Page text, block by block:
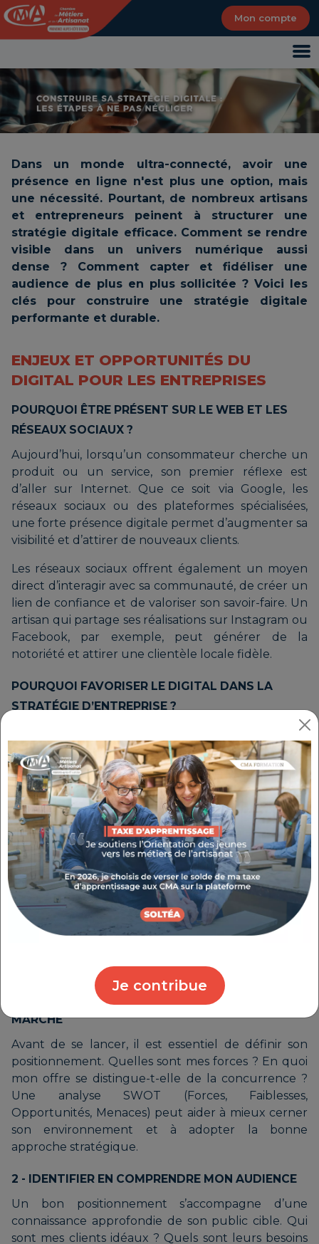
Mon compte
Je contribue
Dans un monde ultra-connecté, avoir une
présence en ligne n'est plus une option, mais
une nécessité. Pourtant, de nombreux artisans
et entrepreneurs peinent à structurer une
stratégie digitale efficace. Comment se rendre
visible dans un univers numérique aussi
dense ? Comment capter et fidéliser une
audience de plus en plus sollicitée ? Voici les
clés pour construire une stratégie digitale
performante et durable.
ENJEUX ET OPPORTUNITÉS DU
DIGITAL POUR LES ENTREPRISES
POURQUOI ÊTRE PRÉSENT SUR LE WEB ET LES
RÉSEAUX SOCIAUX ?
Aujourd’hui, lorsqu’un consommateur cherche un
produit ou un service, son premier réflexe est
d’aller sur Internet. Que ce soit via Google, les
réseaux sociaux ou des plateformes spécialisées,
une forte présence digitale permet d’augmenter sa
visibilité et d’attirer de nouveaux clients.
Les réseaux sociaux offrent également un moyen
direct d’interagir avec sa communauté, de créer un
lien de confiance et de valoriser son savoir-faire. Un
artisan qui partage ses réalisations sur Instagram ou
Facebook, par exemple, peut générer de la
notoriété et attirer une clientèle locale fidèle.
POURQUOI FAVORISER LE DIGITAL DANS LA
STRATÉGIE D’ENTREPRISE ?
Le digital ne se limite pas à la communication : il
permet aussi d’optimiser la gestion d’entreprise.
Automatisation des tâches, outils d’analyse des
performances, campagnes marketing ciblées…
Intégrer le digital à sa stratégie, c’est aussi gagner
du temps et améliorer son efficacité.
Prenons l’exemple d’un artisan qui adopte un
système de prise de rendez-vous en ligne. Il
simplifie la gestion de son emploi du temps et offre
une expérience fluide à ses clients, qui peuvent
réserver en quelques clics.
BONNE STRATÉGIE DIGITALE
1 - POSITIONNER MON ENTREPRISE SUR LE
MARCHÉ
Avant de se lancer, il est essentiel de définir son
positionnement. Quelles sont mes forces ? En quoi
mon offre se distingue-t-elle de la concurrence ?
Une analyse SWOT (Forces, Faiblesses,
Opportunités, Menaces) peut aider à mieux cerner
son environnement et à adopter la bonne
approche stratégique.
2 - IDENTIFIER EN COMPRENDRE MON AUDIENCE
Un bon positionnement s’accompagne d’une
connaissance approfondie de son public cible. Qui
sont mes clients idéaux ? Quels sont leurs besoins
Panneau de gestion des cookies